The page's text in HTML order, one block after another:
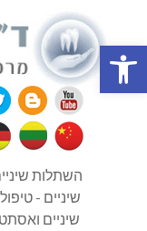
פתח סרגל
השתלות
שיניים -